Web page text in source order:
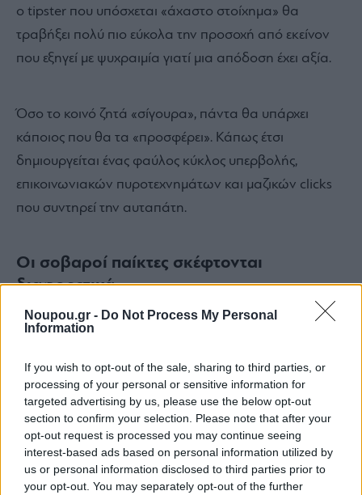
Noupou.gr - Do Not Process My Personal
Information
If you wish to opt-out of the sale, sharing to third parties, or
processing of your personal or sensitive information for
targeted advertising by us, please use the below opt-out
section to confirm your selection. Please note that after your
opt-out request is processed you may continue seeing
interest-based ads based on personal information utilized by
us or personal information disclosed to third parties prior to
your opt-out. You may separately opt-out of the further
ο tipster που υπόσχεται «άχαστο στοίχημα» θα
τραβήξει πολύ πιο εύκολα την προσοχή από εκείνον
που εξηγεί με ψυχραιμία γιατί μια απόδοση έχει αξία.
Όσο το κοινό ζητά «σίγουρα», πάντα θα υπάρχει
κάποιος που θα τα «προσφέρει». Κάπως έτσι
δημιουργείται ένας φαύλος κύκλος υπερβολής,
επικοινωνιακών πυροτεχνημάτων και μαζικών clicks
που συντηρεί την αυταπάτη.
Οι σοβαροί παίκτες σκέφτονται
διαφορετικά
Το πρόβλημα τις περισσότερες φορές είναι, ακριβώς, οι
έμπειροι παίκτες δεν πέφτουν σ’ αυτήν την παγίδα.
Αυτό που προσπαθούν να πετύχουν δεν είναι να
εξαλείψουν το ρίσκο, αλλά να παίρνουν όσο το
δυνατόν πιο σωστές αποφάσεις με βάση τη λογική και
τα δεδομένα.